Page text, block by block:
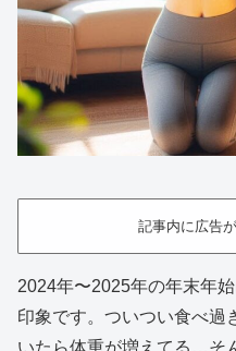
記事内に広告
2024年〜2025年の年末年
印象です。ついつい食べ過
いたら体重が増えてる…そ